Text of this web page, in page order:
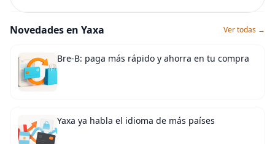
Novedades en Yaxa Ver todas →
Bre-B: paga más rápido y ahorra en tu compra
Yaxa ya habla el idioma de más países